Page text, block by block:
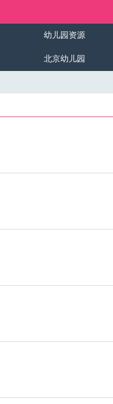
幼儿园资源
北京幼儿园